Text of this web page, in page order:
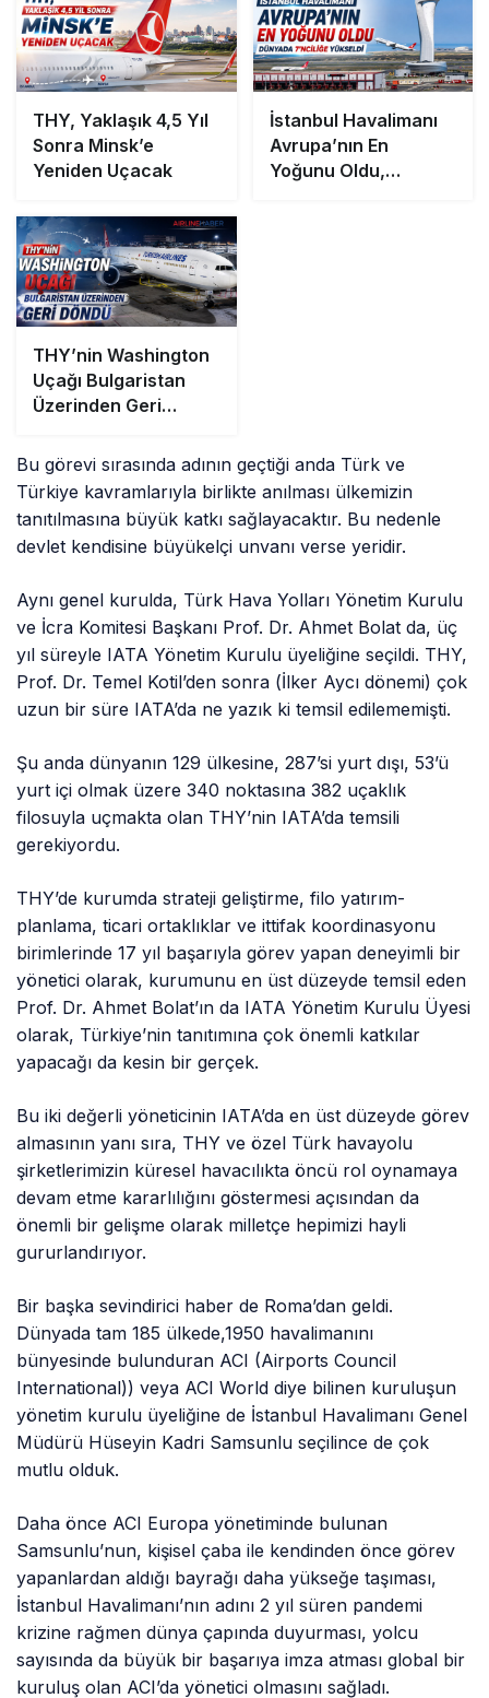
THY, Yaklaşık 4,5 Yıl
Sonra Minsk’e
Yeniden Uçacak
İstanbul Havalimanı
Avrupa’nın En
Yoğunu Oldu,
THY’nin Washington
Uçağı Bulgaristan
Üzerinden Geri
Bu görevi sırasında adının geçtiği anda Türk ve
Türkiye kavramlarıyla birlikte anılması ülkemizin
tanıtılmasına büyük katkı sağlayacaktır. Bu nedenle
devlet kendisine büyükelçi unvanı verse yeridir.
Aynı genel kurulda, Türk Hava Yolları Yönetim Kurulu
ve İcra Komitesi Başkanı Prof. Dr. Ahmet Bolat da, üç
yıl süreyle IATA Yönetim Kurulu üyeliğine seçildi. THY,
Prof. Dr. Temel Kotil’den sonra (İlker Aycı dönemi) çok
uzun bir süre IATA’da ne yazık ki temsil edilememişti.
Şu anda dünyanın 129 ülkesine, 287’si yurt dışı, 53’ü
yurt içi olmak üzere 340 noktasına 382 uçaklık
filosuyla uçmakta olan THY’nin IATA’da temsili
gerekiyordu.
THY’de kurumda strateji geliştirme, filo yatırım-
planlama, ticari ortaklıklar ve ittifak koordinasyonu
birimlerinde 17 yıl başarıyla görev yapan deneyimli bir
yönetici olarak, kurumunu en üst düzeyde temsil eden
Prof. Dr. Ahmet Bolat’ın da IATA Yönetim Kurulu Üyesi
olarak, Türkiye’nin tanıtımına çok önemli katkılar
yapacağı da kesin bir gerçek.
Bu iki değerli yöneticinin IATA’da en üst düzeyde görev
almasının yanı sıra, THY ve özel Türk havayolu
şirketlerimizin küresel havacılıkta öncü rol oynamaya
devam etme kararlılığını göstermesi açısından da
önemli bir gelişme olarak milletçe hepimizi hayli
gururlandırıyor.
Bir başka sevindirici haber de Roma’dan geldi.
Dünyada tam 185 ülkede,1950 havalimanını
bünyesinde bulunduran ACI (Airports Council
International)) veya ACI World diye bilinen kuruluşun
yönetim kurulu üyeliğine de İstanbul Havalimanı Genel
Müdürü Hüseyin Kadri Samsunlu seçilince de çok
mutlu olduk.
Daha önce ACI Europa yönetiminde bulunan
Samsunlu’nun, kişisel çaba ile kendinden önce görev
yapanlardan aldığı bayrağı daha yükseğe taşıması,
İstanbul Havalimanı’nın adını 2 yıl süren pandemi
krizine rağmen dünya çapında duyurması, yolcu
sayısında da büyük bir başarıya imza atması global bir
kuruluş olan ACI’da yönetici olmasını sağladı.